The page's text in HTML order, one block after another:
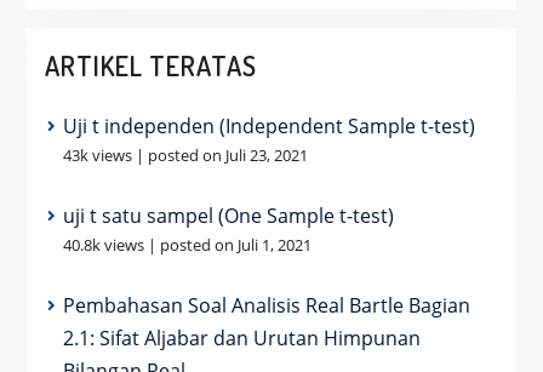
ARTIKEL TERATAS
Uji t independen (Independent Sample t-test)
43k views| posted on Juli 23, 2021
uji t satu sampel (One Sample t-test)
40.8k views| posted on Juli 1, 2021
Pembahasan Soal Analisis Real Bartle Bagian
2.1: Sifat Aljabar dan Urutan Himpunan